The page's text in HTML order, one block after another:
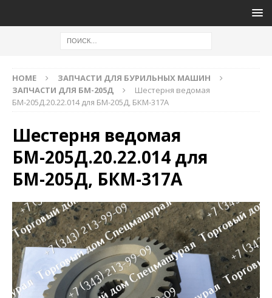
HOME
ЗАПЧАСТИ ДЛЯ БУРИЛЬНЫХ МАШИН
ЗАПЧАСТИ ДЛЯ БМ-205Д
Шестерня ведомая
БМ-205Д.20.22.014 для БМ-205Д, БКМ-317А
Шестерня ведомая
БМ-205Д.20.22.014 для
БМ-205Д, БКМ-317А